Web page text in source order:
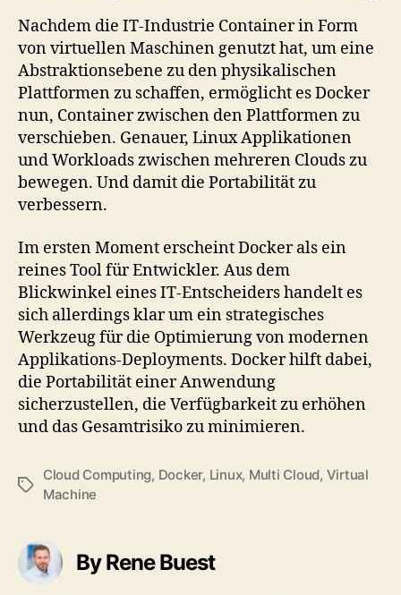
Nachdem die IT-Industrie Container in Form
von virtuellen Maschinen genutzt hat, um eine
Abstraktionsebene zu den physikalischen
Plattformen zu schaffen, ermöglicht es Docker
nun, Container zwischen den Plattformen zu
verschieben. Genauer, Linux Applikationen
und Workloads zwischen mehreren Clouds zu
bewegen. Und damit die Portabilität zu
verbessern.
Im ersten Moment erscheint Docker als ein
reines Tool für Entwickler. Aus dem
Blickwinkel eines IT-Entscheiders handelt es
sich allerdings klar um ein strategisches
Werkzeug für die Optimierung von modernen
Applikations-Deployments. Docker hilft dabei,
die Portabilität einer Anwendung
sicherzustellen, die Verfügbarkeit zu erhöhen
und das Gesamtrisiko zu minimieren.
Tags
Cloud Computing, Docker, Linux, Multi Cloud, Virtual
Machine
By Rene Buest